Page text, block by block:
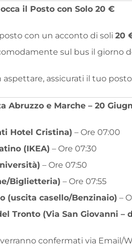
il Posto con Solo 20 €
con un acconto di soli 20
sul bus il giorno
assicurati il tuo
Abruzzo e Marche – 20
Hotel Cristina) – Ore 07:00
(IKEA) – Ore 07:30
– Ore 07:50
Biglietteria) – Ore 07:55
(uscita casello/Benzinaio) –
Tronto (Via San Giovanni –
confermati via Email/